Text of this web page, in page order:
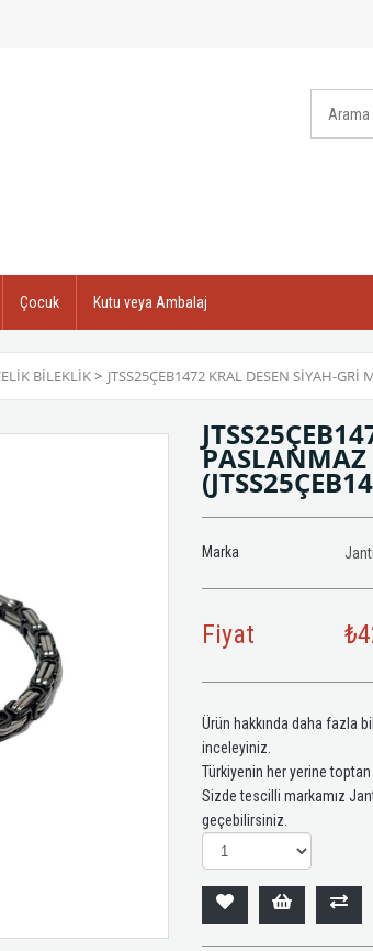
Çocuk Kutu veya Ambalaj
BILEKLIK> JTSS25ÇEB1472 KRAL DESEN SİYAH-
PASLANMAZ
Marka Janti
Fiyat
Ürün hakkında daha fazla
inceleyiniz.
Türkiyenin her yerine toptan
Sizde tescilli markamız
geçebilirsiniz.